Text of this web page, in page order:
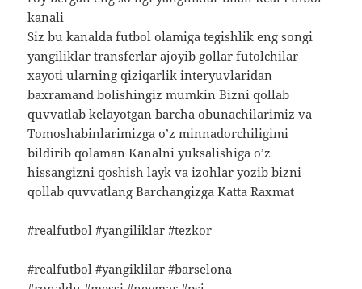
kanali
Siz bu kanalda futbol olamiga tegishlik eng songi
yangiliklar transferlar ajoyib gollar futolchilar
xayoti ularning qiziqarlik interyuvlaridan
baxramand bolishingiz mumkin Bizni qollab
quvvatlab kelayotgan barcha obunachilarimiz va
Tomoshabinlarimizga o’z minnadorchiligimi
bildirib qolaman Kanalni yuksalishiga o’z
hissangizni qoshish layk va izohlar yozib bizni
qollab quvvatlang Barchangizga Katta Raxmat
#realfutbol #yangiliklar #tezkor
#realfutbol #yangiklilar #barselona